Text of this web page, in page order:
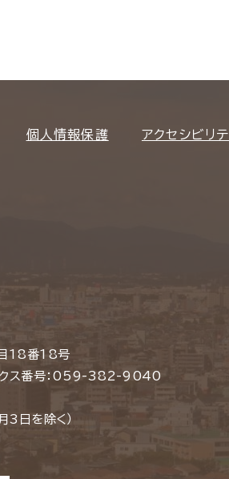
個人情報保護 アクセシビリ
18番18号
ス番号：059-382-9040
3日を除く）